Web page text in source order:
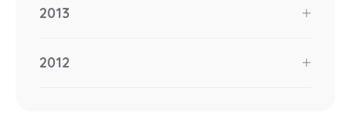
2013
2012